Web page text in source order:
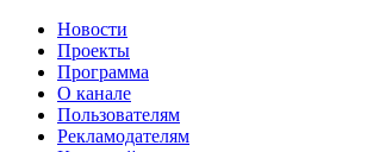
Новости
Проекты
Программа
О канале
Пользователям
Рекламодателям